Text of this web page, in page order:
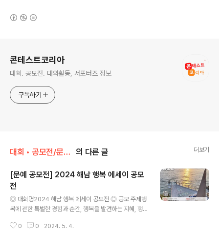
콘테스트코리아
대회. 공모전. 대외활동, 서포터즈 정보
구독하기
대회 • 공모전/문학 • 문예 • 네이밍 • 슬로건 의 다른 글 더보기
[문예 공모전] 2024 해남 행복 에세이 공모
전
◎ 대회명2024 해남 행복 에세이 공모전 ◎ 공모 주제행
복에 관한 특별한 경험과 순간, 행복을 발견하는 지혜, 행복
여 신청 접수해주세요! ◎ 공모 내용법정 스님의 고향 해남
0 0 2024. 5. 4.